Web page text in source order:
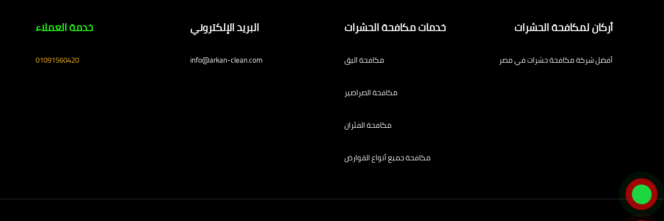
أركان لمكافحة الحشرات
أفضل شركة مكافحة حشرات في مصر
خدمات مكافحة الحشرات
مكافحة البق
مكافحة الصراصير
مكافحة الفئران
مكافحة جميع أنواع القوارض
البريد الإلكتروني
info@arkan-clean.com
خدمة العملاء
01091560420